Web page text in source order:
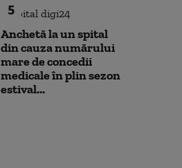
5
Anchetă la un spital
din cauza numărului
mare de concedii
medicale în plin sezon
estival...